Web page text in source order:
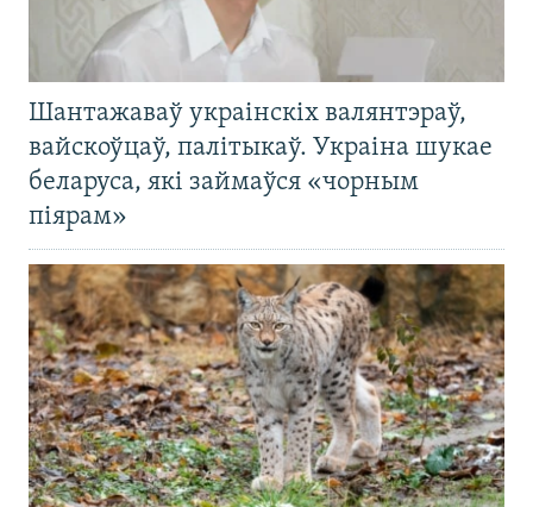
Шантажаваў украінскіх валянтэраў,
вайскоўцаў, палітыкаў. Украіна шукае
беларуса, які займаўся «чорным
піярам»